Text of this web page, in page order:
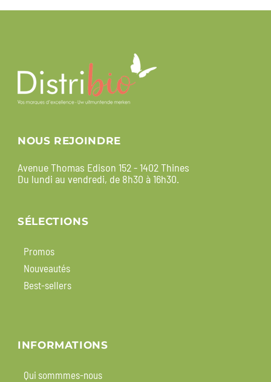
NOUS REJOINDRE
Avenue Thomas Edison 152 - 1402 Thines
Du lundi au vendredi, de 8h30 à 16h30.
SÉLECTIONS
Promos
Nouveautés
Best-sellers
INFORMATIONS
Qui sommmes-nous